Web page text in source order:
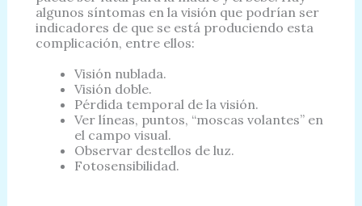
algunos síntomas en la visión que podrían ser
indicadores de que se está produciendo esta
complicación, entre ellos:
Visión nublada.
Visión doble.
Pérdida temporal de la visión.
Ver líneas, puntos, “moscas volantes” en
el campo visual.
Observar destellos de luz.
Fotosensibilidad.